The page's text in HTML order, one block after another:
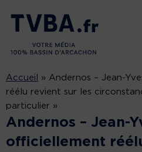
Accueil » Andernos – Jean-
réélu revient sur les
particulier »
Andernos – Jean-
officiellement